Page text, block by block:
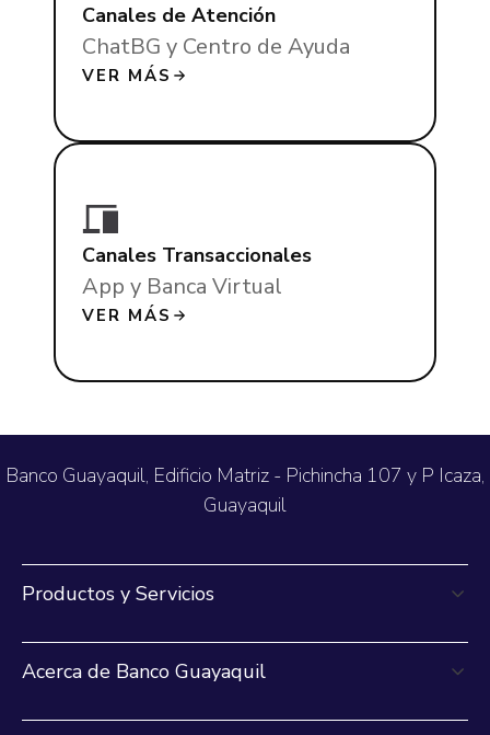
Canales de Atención
ChatBG y Centro de Ayuda
VER MÁS
Canales Transaccionales
App y Banca Virtual
VER MÁS
Banco Guayaquil, Edificio Matriz - Pichincha 107 y P Icaza,
Guayaquil
Productos y Servicios
Acerca de Banco Guayaquil